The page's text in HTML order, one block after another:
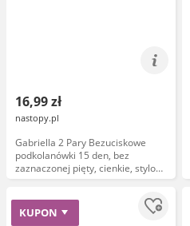
16,99 zł
nastopy.pl
Gabriella 2 Pary Bezuciskowe
podkolanówki 15 den, bez
zaznaczonej pięty, cienkie, stylowe
Rozmiar UNI Kolor beżowy
KUPON